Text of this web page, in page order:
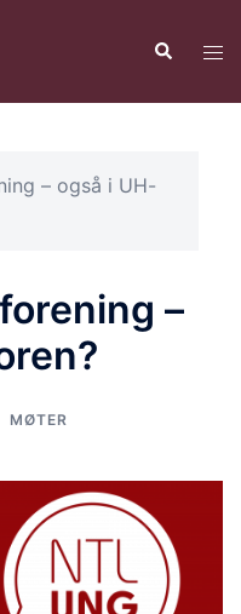
Search
– også i UH-
–
MØTER